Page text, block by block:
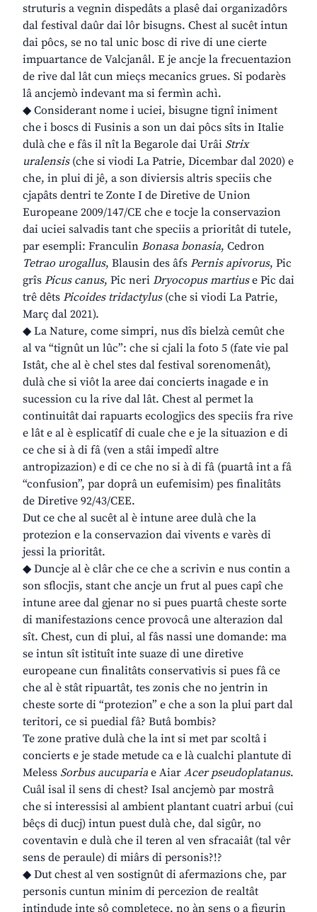
struturis a vegnin dispedâts a plasê dai organizadôrs
dal festival daûr dai lôr bisugns. Chest al sucêt intun
dai pôcs, se no tal unic bosc di rive di une cierte
impuartance de Valcjanâl. E je ancje la frecuentazion
de rive dal lât cun mieçs mecanics grues. Si podarès
lâ ancjemò indevant ma si fermìn achì.
◆ Considerant nome i uciei, bisugne tignî iniment
che i boscs di Fusinis a son un dai pôcs sîts in Italie
dulà che e fâs il nît la Begarole dai Urâi Strix
uralensis(che si viodi La Patrie, Dicembar dal 2020) e
che, in plui di jê, a son diviersis altris speciis che
cjapâts dentri te Zonte I de Diretive de Union
Europeane 2009/147/CE che e tocje la conservazion
dai uciei salvadis tant che speciis a prioritât di tutele,
par esempli: Franculin Bonasa bonasia, Cedron
Tetrao urogallus, Blausin des âfs Pernis apivorus, Pic
grîs Picus canus, Pic neri Dryocopus martiuse Pic dai
trê dêts Picoides tridactylus(che si viodi La Patrie,
Març dal 2021).
◆ La Nature, come simpri, nus dîs bielzà cemût che
al va “tignût un lûc”: che si cjali la foto 5 (fate vie pal
Istât, che al è chel stes dal festival sorenomenât),
dulà che si viôt la aree dai concierts inagade e in
sucession cu la rive dal lât. Chest al permet la
continuitât dai rapuarts ecologjics des speciis fra rive
e lât e al è esplicatîf di cuale che e je la situazion e di
ce che si à di fâ (ven a stâi impedî altre
antropizazion) e di ce che no si à di fâ (puartâ int a fâ
“confusion”, par doprâ un eufemisim) pes finalitâts
de Diretive 92/43/CEE.
Dut ce che al sucêt al è intune aree dulà che la
protezion e la conservazion dai vivents e varès di
jessi la prioritât.
◆ Duncje al è clâr che ce che a scrivin e nus contin a
son sflocjis, stant che ancje un frut al pues capî che
intune aree dal gjenar no si pues puartâ cheste sorte
di manifestazions cence provocâ une alterazion dal
sît. Chest, cun di plui, al fâs nassi une domande: ma
se intun sît istituît inte suaze di une diretive
europeane cun finalitâts conservativis si pues fâ ce
che al è stât ripuartât, tes zonis che no jentrin in
cheste sorte di “protezion” e che a son la plui part dal
teritori, ce si puedial fâ? Butâ bombis?
Te zone prative dulà che la int si met par scoltâ i
concierts e je stade metude ca e là cualchi plantute di
Meless Sorbus aucuparia e Aiar Acer pseudoplatanus.
Cuâl isal il sens di chest? Isal ancjemò par mostrâ
che si interessisi al ambient plantant cuatri arbui (cui
bêçs di ducj) intun puest dulà che, dal sigûr, no
coventavin e dulà che il teren al ven sfracaiât (tal vêr
sens de peraule) di miârs di personis?!?
◆ Dut chest al ven sostignût di afermazions che, par
personis cuntun minim di percezion de realtât
intindude inte sô completece, no àn sens o a figurin